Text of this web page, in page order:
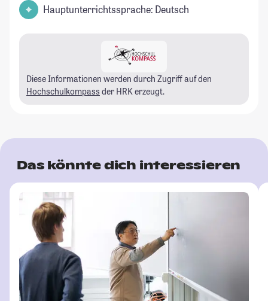
Hauptunterrichtssprache: Deutsch
Diese Informationen werden durch Zugriff auf den
Hochschulkompass der HRK erzeugt.
Das könnte dich interessieren